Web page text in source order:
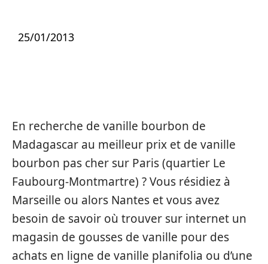
25/01/2013
En recherche de vanille bourbon de
Madagascar au meilleur prix et de vanille
bourbon pas cher sur Paris (quartier Le
Faubourg-Montmartre) ? Vous résidiez à
Marseille ou alors Nantes et vous avez
besoin de savoir où trouver sur internet un
magasin de gousses de vanille pour des
achats en ligne de vanille planifolia ou d’une